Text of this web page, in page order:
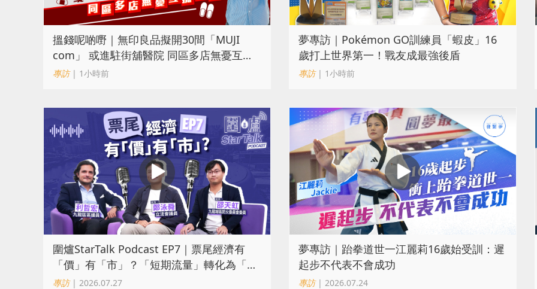
搵錢呢啲嘢｜無印良品擬開30間「MUJI
com」 或進駐街舖醫院 同區多店無憂互搶
生意
專訪| 1小時前
夢專訪｜Pokémon GO訓練員「蝦皮」16
歲打上世界第一！戰友成最強後盾
專訪| 1小時前
圍爐StarTalk Podcast EP7｜票尾經濟有
「價」有「市」？「短期流量」轉化為「經
濟留量」
專訪| 2026.07.27
夢專訪｜跆拳道世一江麗莉16歲始受訓：遲
起步不代表不會成功
專訪| 2026.07.24